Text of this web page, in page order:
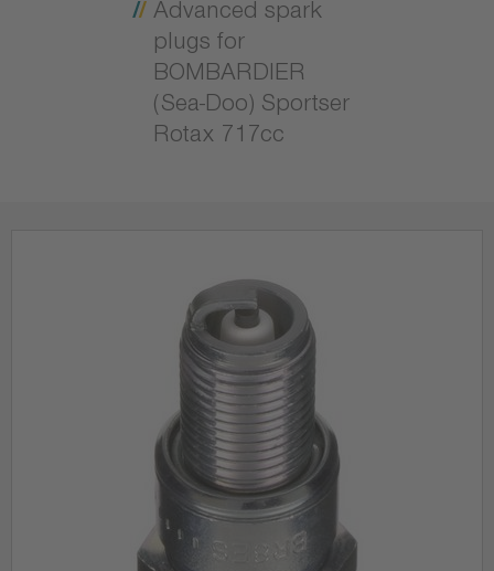
Advanced spark
plugs for
BOMBARDIER
(Sea-Doo) Sportser
Rotax 717cc